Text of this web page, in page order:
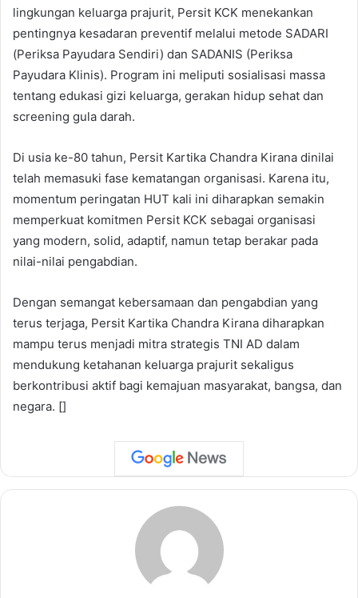
lingkungan keluarga prajurit, Persit KCK menekankan
pentingnya kesadaran preventif melalui metode SADARI
(Periksa Payudara Sendiri) dan SADANIS (Periksa
Payudara Klinis). Program ini meliputi sosialisasi massa
tentang edukasi gizi keluarga, gerakan hidup sehat dan
screening gula darah.
Di usia ke-80 tahun, Persit Kartika Chandra Kirana dinilai
telah memasuki fase kematangan organisasi. Karena itu,
momentum peringatan HUT kali ini diharapkan semakin
memperkuat komitmen Persit KCK sebagai organisasi
yang modern, solid, adaptif, namun tetap berakar pada
nilai-nilai pengabdian.
Dengan semangat kebersamaan dan pengabdian yang
terus terjaga, Persit Kartika Chandra Kirana diharapkan
mampu terus menjadi mitra strategis TNI AD dalam
mendukung ketahanan keluarga prajurit sekaligus
berkontribusi aktif bagi kemajuan masyarakat, bangsa, dan
negara. []